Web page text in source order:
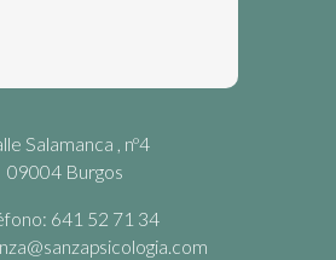
Salamanca , nº4
09004 Burgos
641 52 71 34